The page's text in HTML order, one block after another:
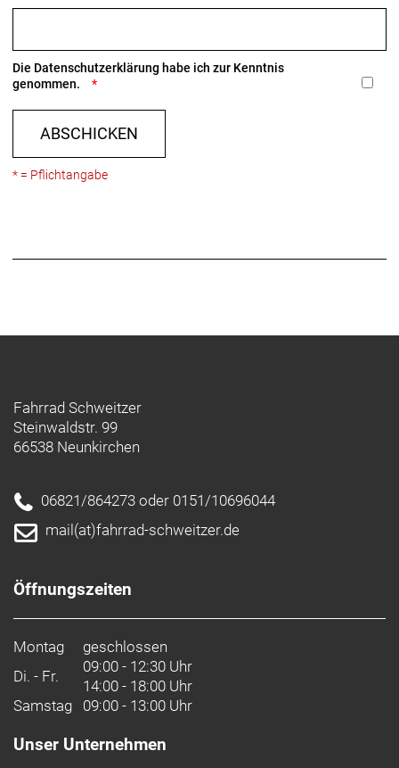
Die Datenschutzerklärung habe ich zur Kenntnis
genommen.
ABSCHICKEN
* = Pflichtangabe
Fahrrad Schweitzer
Steinwaldstr. 99
66538 Neunkirchen
06821/864273 oder 0151/10696044
mail(at)fahrrad-schweitzer.de
Öffnungszeiten
Montag
geschlossen
Di. - Fr.
09:00 - 12:30 Uhr
14:00 - 18:00 Uhr
Samstag 09:00 - 13:00 Uhr
Unser Unternehmen